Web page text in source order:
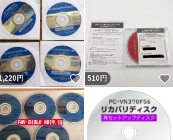
いね！
円 いいね！
510円